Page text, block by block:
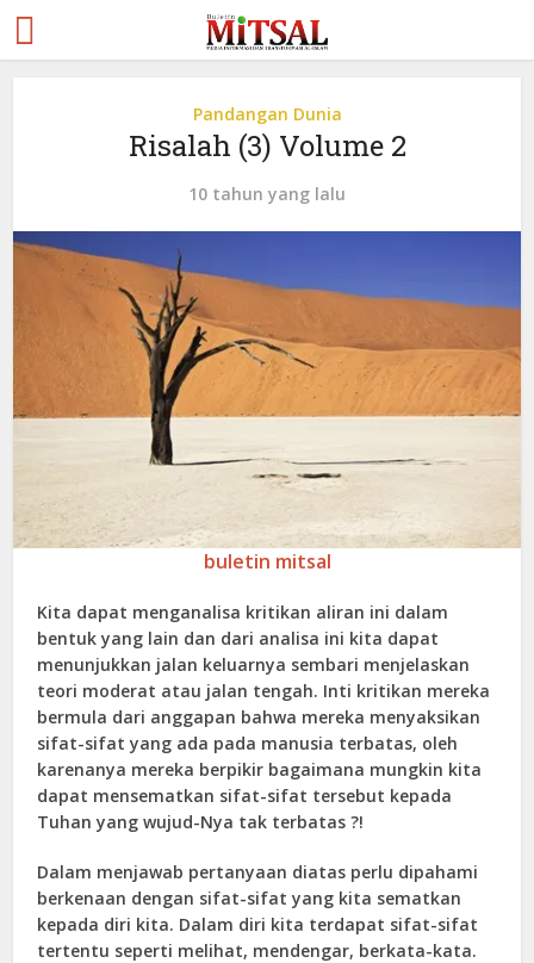
Pandangan Dunia
Risalah (3) Volume 2
10 tahun yang lalu
buletin mitsal
Kita dapat menganalisa kritikan aliran ini dalam
bentuk yang lain dan dari analisa ini kita dapat
menunjukkan jalan keluarnya sembari menjelaskan
teori moderat atau jalan tengah. Inti kritikan mereka
bermula dari anggapan bahwa mereka menyaksikan
sifat-sifat yang ada pada manusia terbatas, oleh
karenanya mereka berpikir bagaimana mungkin kita
dapat mensematkan sifat-sifat tersebut kepada
Tuhan yang wujud-Nya tak terbatas ?!
Dalam menjawab pertanyaan diatas perlu dipahami
berkenaan dengan sifat-sifat yang kita sematkan
kepada diri kita. Dalam diri kita terdapat sifat-sifat
tertentu seperti melihat, mendengar, berkata-kata.